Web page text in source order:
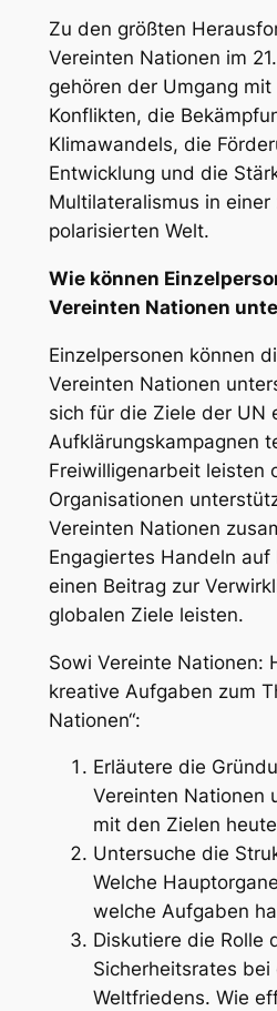
Zu den größten
Vereinten Nationen im
gehören der Umgang mit
Konflikten, die
Klimawandels, die
Entwicklung und die
Multilateralismus in einer
polarisierten Welt.
Wie können
Vereinten Nationen
Einzelpersonen können
Vereinten Nationen
sich für die Ziele der UN
Aufklärungskampagnen
Freiwilligenarbeit leisten
Organisationen
Vereinten Nationen
Engagiertes Handeln auf
einen Beitrag zur
globalen Ziele leisten.
Sowi Vereinte Nationen:
kreative Aufgaben zum
Nationen“:
Erläutere die
Vereinten Nationen
mit den Zielen
Untersuche die
Welche
welche Aufgaben
Diskutiere die Rolle
Sicherheitsrates bei
Weltfriedens. Wie